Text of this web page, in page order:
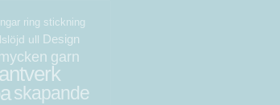
ring stickning
ull Design
garn
skapande